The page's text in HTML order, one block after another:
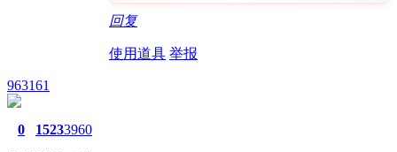
回复
使用道具 举报
963161
0 15233960